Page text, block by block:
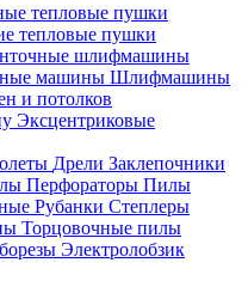
тепловые пушки
тепловые пушки
шлифмашины
машины Шлифмашины
и потолков
Эксцентриковые
Дрели Заклепочники
Перфораторы Пилы
Рубанки Степлеры
Торцовочные пилы
Электролобзик